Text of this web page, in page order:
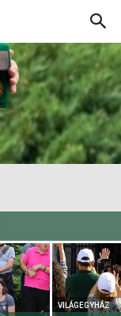
VILÁGEGYHÁZ